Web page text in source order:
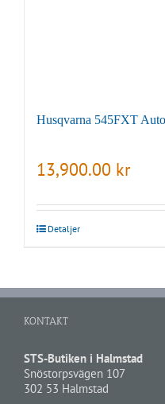
Husqvarna 545FXT
13,900.00 kr
Detaljer
KONTAKT
STS-Butiken i Halmstad
Snöstorpsvägen 107
302 53 Halmstad